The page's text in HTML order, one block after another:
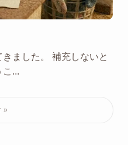
ました。 補充しないと
...